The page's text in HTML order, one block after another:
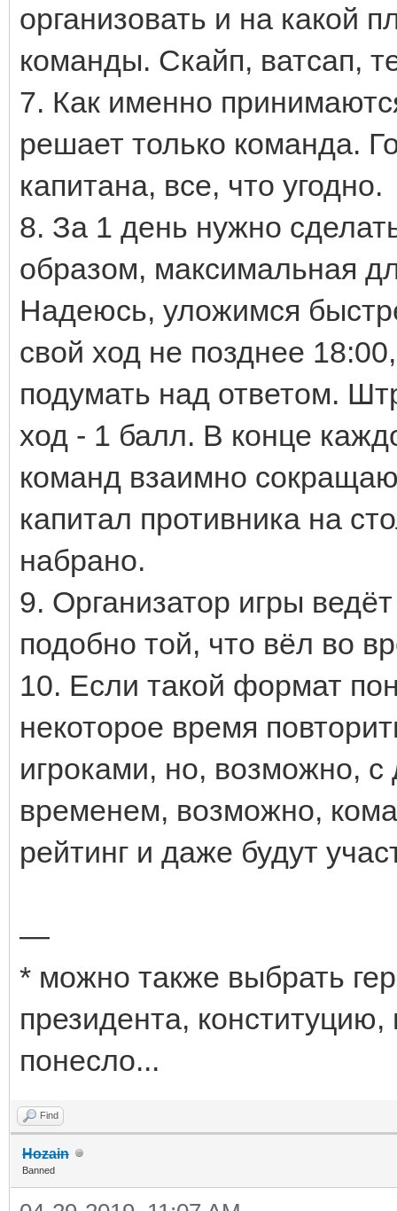
организовать и на какой
команды. Скайп, ватсап,
7. Как именно
решает только команда.
капитана, все, что угодно.
8. За 1 день нужно
образом, максимальная
Надеюсь, уложимся
свой ход не позднее
подумать над ответом.
ход - 1 балл. В конце
команд взаимно
капитал противника на
набрано.
9. Организатор игры
подобно той, что вёл во
10. Если такой формат
некоторое время
игроками, но, возможно, с
временем, возможно,
рейтинг и даже будут
—
* можно также выбрать
президента,
понесло...
Find
Hozain
Banned